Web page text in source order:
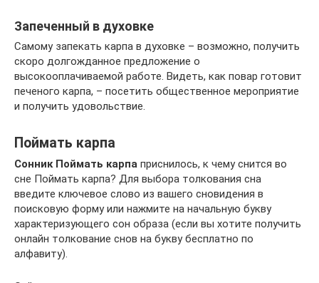
Запеченный в духовке
Самому запекать карпа в духовке – возможно, получить
скоро долгожданное предложение о
высокооплачиваемой работе. Видеть, как повар готовит
печеного карпа, – посетить общественное мероприятие
и получить удовольствие.
Поймать карпа
Сонник Поймать карпа приснилось, к чему снится во
сне Поймать карпа? Для выбора толкования сна
введите ключевое слово из вашего сновидения в
поисковую форму или нажмите на начальную букву
характеризующего сон образа (если вы хотите получить
онлайн толкование снов на букву бесплатно по
алфавиту).